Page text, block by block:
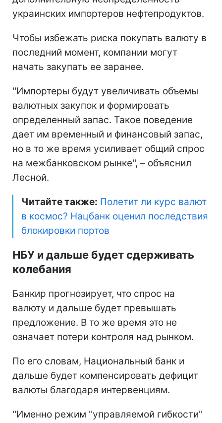
украинских импортеров нефтепродуктов.
Чтобы избежать риска покупать валюту в
последний момент, компании могут
начать закупать ее заранее.
''Импортеры будут увеличивать объемы
валютных закупок и формировать
определенный запас. Такое поведение
дает им временный и финансовый запас,
но в то же время усиливает общий спрос
на межбанковском рынке'', – объяснил
Лесной.
Читайте также: Полетит ли курс валют
в космос? Нацбанк оценил последствия
блокировки портов
НБУ и дальше будет сдерживать
колебания
Банкир прогнозирует, что спрос на
валюту и дальше будет превышать
предложение. В то же время это не
означает потери контроля над рынком.
По его словам, Национальный банк и
дальше будет компенсировать дефицит
валюты благодаря интервенциям.
''Именно режим ''управляемой гибкости''